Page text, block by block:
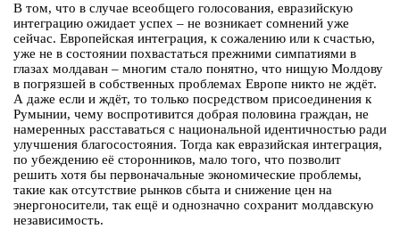
В том, что в случае всеобщего голосования, евразийскую
интеграцию ожидает успех – не возникает сомнений уже
сейчас. Европейская интеграция, к сожалению или к счастью,
уже не в состоянии похвастаться прежними симпатиями в
глазах молдаван – многим стало понятно, что нищую Молдову
в погрязшей в собственных проблемах Европе никто не ждёт.
А даже если и ждёт, то только посредством присоединения к
Румынии, чему воспротивится добрая половина граждан, не
намеренных расставаться с национальной идентичностью ради
улучшения благосостояния. Тогда как евразийская интеграция,
по убеждению её сторонников, мало того, что позволит
решить хотя бы первоначальные экономические проблемы,
такие как отсутствие рынков сбыта и снижение цен на
энергоносители, так ещё и однозначно сохранит молдавскую
независимость.